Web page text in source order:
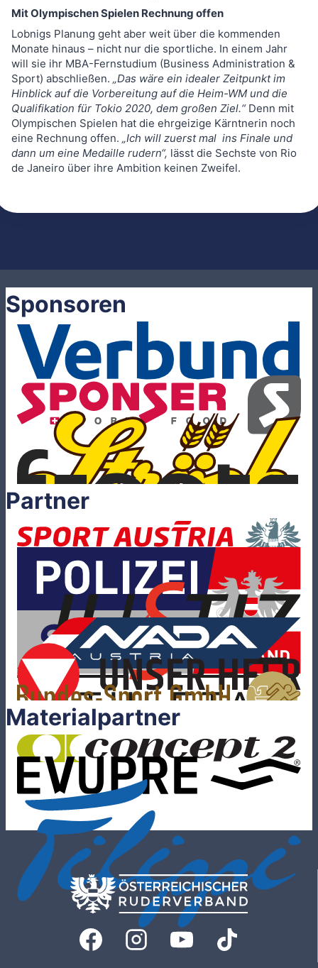
Mit Olympischen Spielen Rechnung offen
Lobnigs Planung geht aber weit über die kommenden
Monate hinaus – nicht nur die sportliche. In einem Jahr
will sie ihr MBA-Fernstudium (Business Administration &
Sport) abschließen. „Das wäre ein idealer Zeitpunkt im
Hinblick auf die Vorbereitung auf die Heim-WM und die
Qualifikation für Tokio 2020, dem großen Ziel.“Denn mit
Olympischen Spielen hat die ehrgeizige Kärntnerin noch
eine Rechnung offen. „Ich will zuerst mal ins Finale und
dann um eine Medaille rudern“, lässt die Sechste von Rio
de Janeiro über ihre Ambition keinen Zweifel.
Sponsoren
Partner
Materialpartner